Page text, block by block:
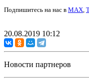
Подпишитесь на нас в MAX,
20.08.2019 10:12
Новости партнеров